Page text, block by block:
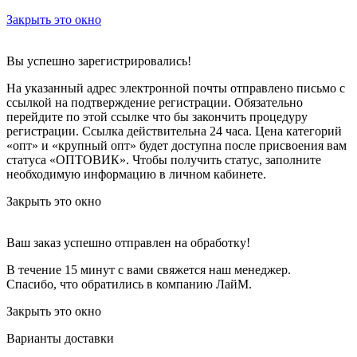
Закрыть это окно
Вы успешно зарегистрировались!
На указанный адрес электронной почты отправлено письмо с
ссылкой на подтверждение регистрации. Обязательно
перейдите по этой ссылке что бы закончить процедуру
регистрации. Ссылка действительна 24 часа. Цена категорий
«опт» и «крупный опт» будет доступна после присвоения вам
статуса «ОПТОВИК». Чтобы получить статус, заполните
необходимую информацию в личном кабинете.
Закрыть это окно
Ваш заказ успешно отправлен на обработку!
В течение 15 минут с вами свяжется наш менеджер.
Спасибо, что обратились в компанию ЛайМ.
Закрыть это окно
Варианты доставки